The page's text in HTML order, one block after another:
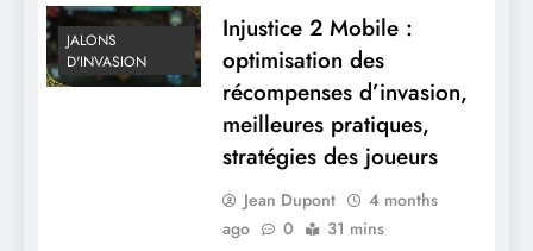
JALONS
D'INVASION
Injustice 2 Mobile :
optimisation des
récompenses d’invasion,
meilleures pratiques,
stratégies des joueurs
Jean Dupont
4 months
ago
0 31 mins